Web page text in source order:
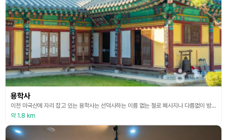
용학사
이천 마국산에 자리 잡고 있는 용학사는 선덕사하는 이름 없는 절로 폐사지나 다름없이 방치되어 있었는데, 지금으로부터 30여 년 전 만행 길을 나섰던 혜봉스님과의 인연으로 용학사로 거듭나게 되었다. 혜봉스님이 기도 정진 중에 용이 하늘로 승천하는 현몽을 꾼 이후로 용학사라 부르게 되었다고 한다. 스님은 용학사에 바람을 내려놓고 복원불사를 시작하게 되었고, 산신각과 대웅전, 범종각, 극락전, 사회복지법인 마야원 등을 가꾸어나가다 오늘에 이르게 되었다.
약 1.8 km